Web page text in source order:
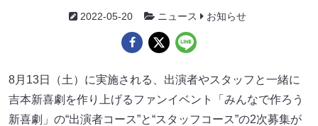
2022-05-20 ニュース お知らせ
8月13日（土）に実施される、出演者やスタッフと一緒に
吉本新喜劇を作り上げるファンイベント「みんなで作ろう
新喜劇」の“出演者コース”と“スタッフコース”の2次募集が